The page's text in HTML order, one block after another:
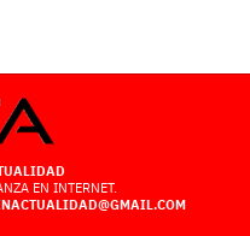
EN INTERNET.